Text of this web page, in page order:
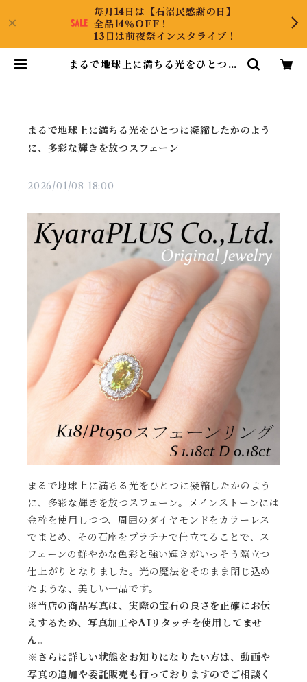
毎月14日は【石沼民感謝の日】
全品14％OFF！
13日は前夜祭インスタライブ！
まるで地球上に満ちる光をひとつに
まるで地球上に満ちる光をひとつに凝縮したかのよう
に、多彩な輝きを放つスフェーン
2026/01/08 18:00
まるで地球上に満ちる光をひとつに凝縮したかのよう
に、多彩な輝きを放つスフェーン。メインストーンには
金枠を使用しつつ、周囲のダイヤモンドをカラーレス
でまとめ、その石座をプラチナで仕立てることで、ス
フェーンの鮮やかな色彩と強い輝きがいっそう際立つ
仕上がりとなりました。光の魔法をそのまま閉じ込め
たような、美しい一品です。
※当店の商品写真は、実際の宝石の良さを正確にお伝
えするため、写真加工やAIリタッチを使用してませ
ん。
※ さらに詳しい状態をお知りになりたい方は、動画や
写真の追加や委託販売も行っておりますのでご相談く